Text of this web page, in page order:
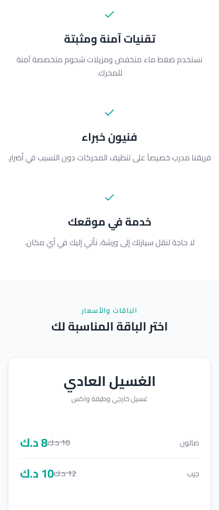
تقنيات آمنة ومثبتة
نستخدم ضغط ماء منخفض ومزيلات شحوم متخصصة آمنة
للمحرك.
فنيون خبراء
فريقنا مدرب خصيصاً على تنظيف المحركات دون التسبب في أضرار.
خدمة في موقعك
لا حاجة لنقل سيارتك إلى ورشة، نأتي إليك في أي مكان.
الباقات والأسعار
اختر الباقة المناسبة لك
الغسيل العادي
غسيل خارجي وطبقة واكس
صالون 10د.ك8د.ك
جيب 12د.ك10د.ك